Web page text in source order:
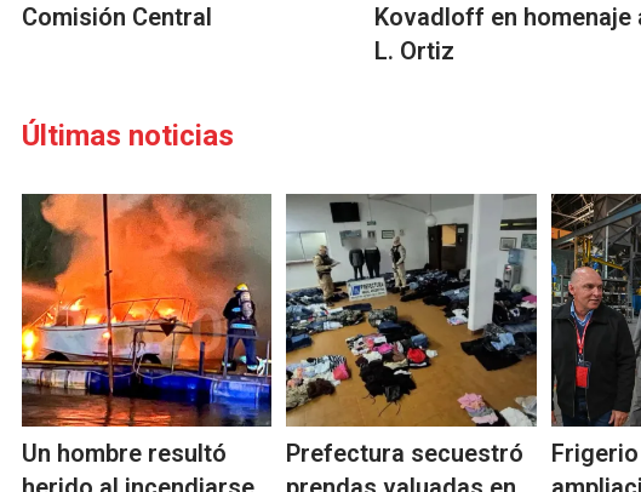
Comisión Central
Kovadloff en homenaje
L. Ortiz
Últimas noticias
Un hombre resultó
Prefectura secuestró